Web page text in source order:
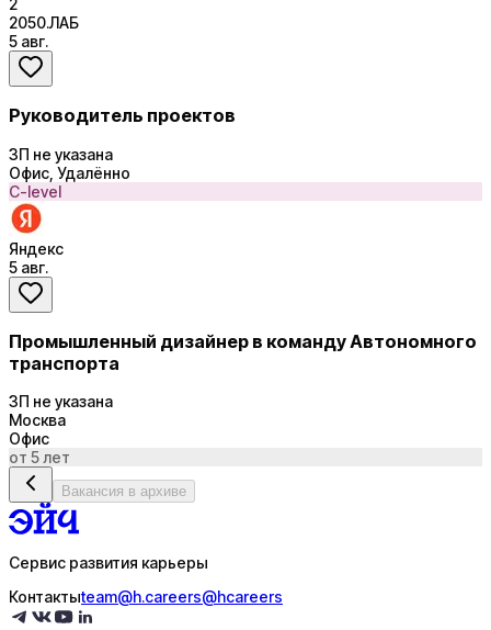
2050.ЛАБ
5 авг.
Руководитель проектов
ЗП не указана
Офис, Удалённо
C-level
Яндекс
5 авг.
Промышленный дизайнер в команду Автономного
транспорта
ЗП не указана
Москва
Офис
от 5 лет
Вакансия в архиве
Сервис развития карьеры
Контактыteam@h.careers@hcareers